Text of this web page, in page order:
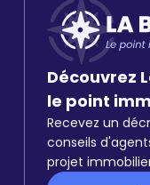
Découvrez
le point
Recevez un
conseils
projet